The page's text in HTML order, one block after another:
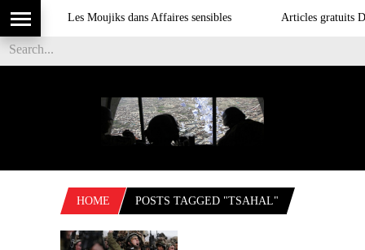
Les Moujiks dans Affaires sensibles Articles gratuits
HOME POSTS TAGGED "TSAHAL"